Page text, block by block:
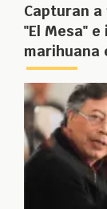
Capturan
"El Mesa"
marihuana